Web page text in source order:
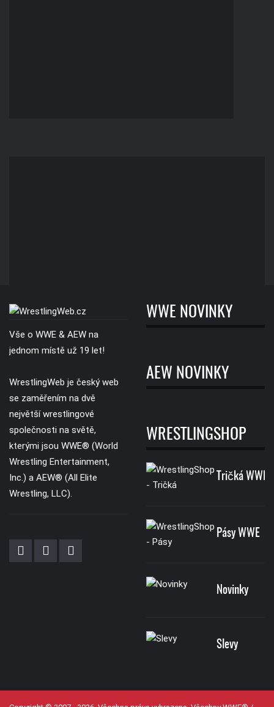
Vše o WWE & AEW na
jednom místě už 19 let!
WrestlingWeb je český web
se zaměřením na dvě
největší wrestlingové
společnosti na světě,
kterými jsou WWE® (World
Wrestling Entertainment,
Inc.) a AEW® (All Elite
Wrestling, LLC).
WWE NOVINKY
AEW NOVINKY
WRESTLINGSHOP
Tričká WWE
Pásy WWE
Novinky
Slevy